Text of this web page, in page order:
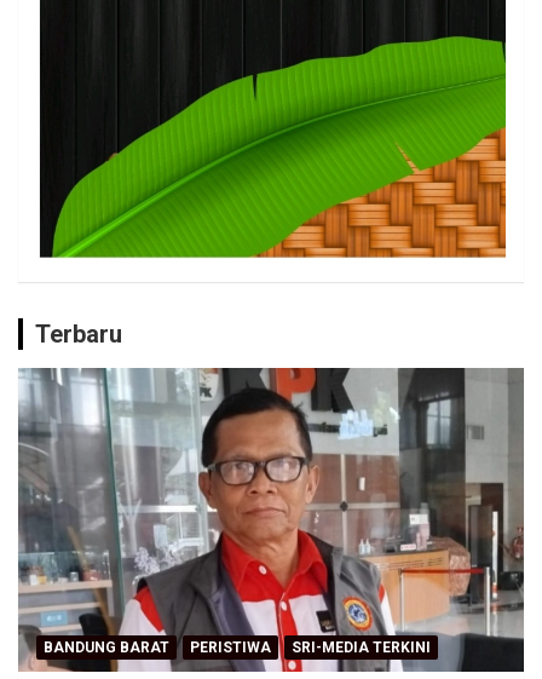
Terbaru
BANDUNG BARAT PERISTIWA SRI-MEDIA TERKINI